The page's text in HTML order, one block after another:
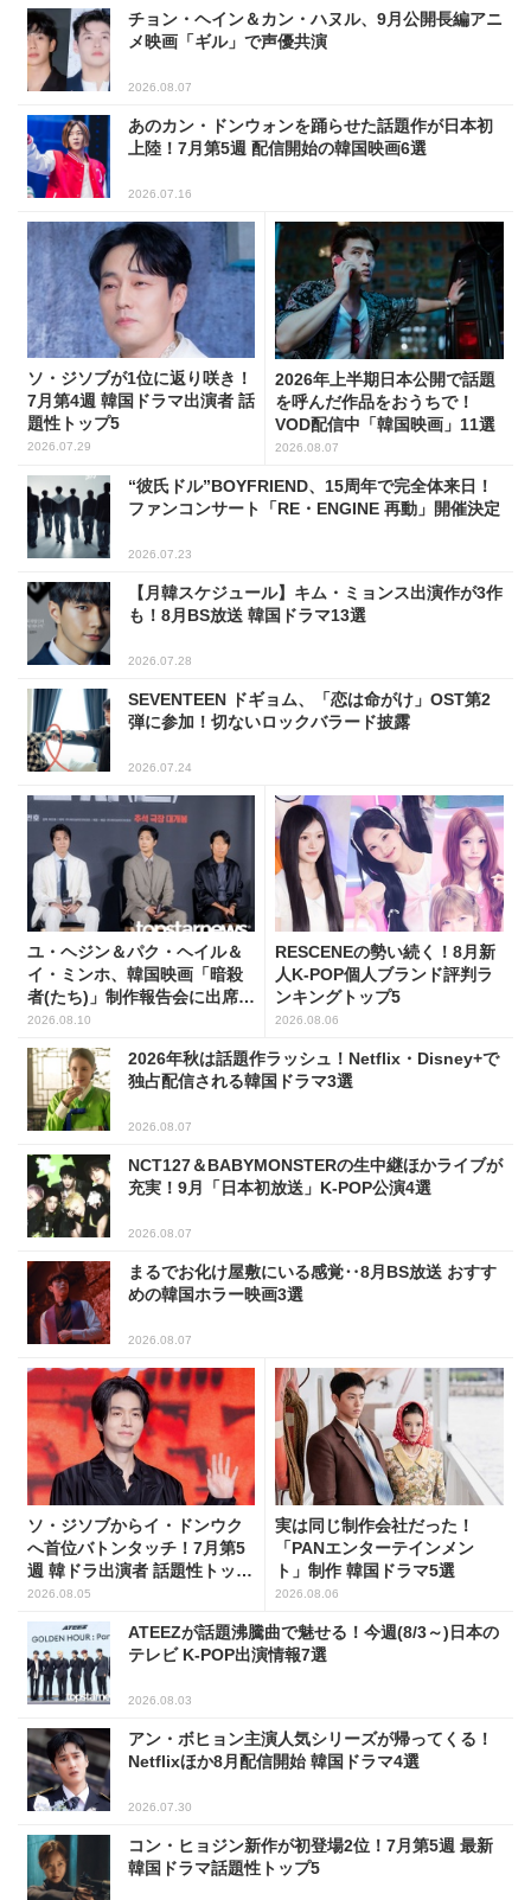
チョン・ヘイン＆カン・ハヌル、9月公開長編アニ
メ映画「ギル」で声優共演
2026.08.07
あのカン・ドンウォンを踊らせた話題作が日本初
上陸！7月第5週 配信開始の韓国映画6選
2026.07.16
ソ・ジソブが1位に返り咲き！
7月第4週 韓国ドラマ出演者 話
題性トップ5
2026.07.29
2026年上半期日本公開で話題
を呼んだ作品をおうちで！
VOD配信中「韓国映画」11選
2026.08.07
“彼氏ドル”BOYFRIEND、15周年で完全体来日！
ファンコンサート「RE・ENGINE 再動」開催決定
2026.07.23
【月韓スケジュール】キム・ミョンス出演作が3作
も！8月BS放送 韓国ドラマ13選
2026.07.28
SEVENTEEN ドギョム、「恋は命がけ」OST第2
弾に参加！切ないロックバラード披露
2026.07.24
ユ・ヘジン＆パク・ヘイル＆
イ・ミンホ、韓国映画「暗殺
者(たち)」制作報告会に出席！
(PHOTO8枚)
2026.08.10
RESCENEの勢い続く！8月新
人K-POP個人ブランド評判ラ
ンキングトップ5
2026.08.06
2026年秋は話題作ラッシュ！Netflix・Disney+で
独占配信される韓国ドラマ3選
2026.08.07
NCT127＆BABYMONSTERの生中継ほかライブが
充実！9月「日本初放送」K-POP公演4選
2026.08.07
まるでお化け屋敷にいる感覚‥8月BS放送 おすす
めの韓国ホラー映画3選
2026.08.07
ソ・ジソブからイ・ドンウク
へ首位バトンタッチ！7月第5
週 韓ドラ出演者 話題性トップ
5
2026.08.05
実は同じ制作会社だった！
「PANエンターテインメン
ト」制作 韓国ドラマ5選
2026.08.06
ATEEZが話題沸騰曲で魅せる！今週(8/3～)日本の
テレビ K-POP出演情報7選
2026.08.03
アン・ボヒョン主演人気シリーズが帰ってくる！
Netflixほか8月配信開始 韓国ドラマ4選
2026.07.30
コン・ヒョジン新作が初登場2位！7月第5週 最新
韓国ドラマ話題性トップ5